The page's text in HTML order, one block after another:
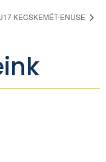
KECSKEMÉT-ENUSE